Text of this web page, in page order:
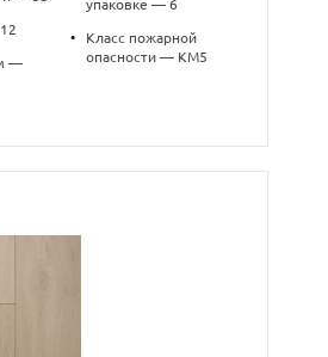
—
упаковке — 6
•
Класс пожарной
опасности — КМ5